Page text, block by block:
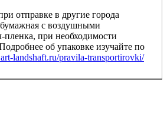
отправке в другие города
бумажная с воздушными
пленка, при необходимости
об упаковке изучайте по
landshaft.ru/pravila-transportirovki/